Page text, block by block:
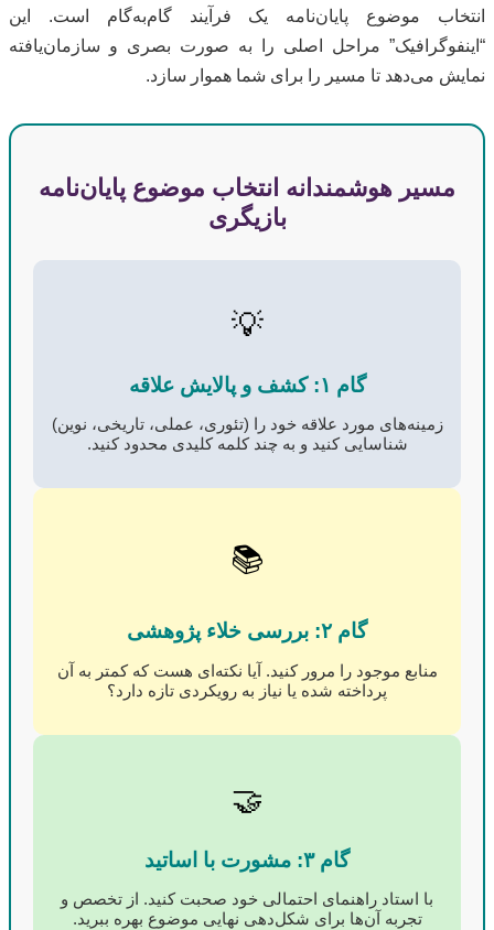
انتخاب موضوع پایان‌نامه یک فرآیند گام‌به‌گام است. این
“اینفوگرافیک” مراحل اصلی را به صورت بصری و سازمان‌یافته
نمایش می‌دهد تا مسیر را برای شما هموار سازد.
مسیر هوشمندانه انتخاب موضوع پایان‌نامه
بازیگری
💡
گام ۱: کشف و پالایش علاقه
زمینه‌های مورد علاقه خود را (تئوری، عملی، تاریخی، نوین)
شناسایی کنید و به چند کلمه کلیدی محدود کنید.
📚
گام ۲: بررسی خلاء پژوهشی
منابع موجود را مرور کنید. آیا نکته‌ای هست که کمتر به آن
پرداخته شده یا نیاز به رویکردی تازه دارد؟
🤝
گام ۳: مشورت با اساتید
با استاد راهنمای احتمالی خود صحبت کنید. از تخصص و
تجربه آن‌ها برای شکل‌دهی نهایی موضوع بهره ببرید.